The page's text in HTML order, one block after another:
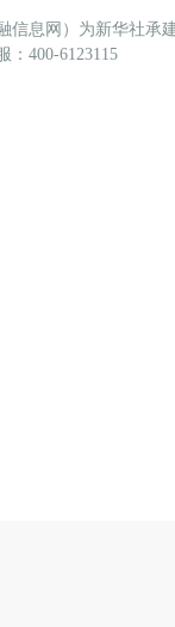
信息网）为新华社承
：400-6123115